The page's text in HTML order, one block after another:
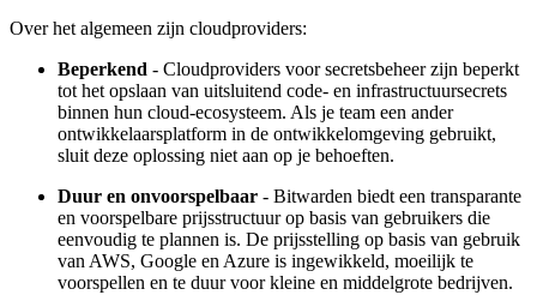
Over het algemeen zijn cloudproviders:
Beperkend - Cloudproviders voor secretsbeheer zijn beperkt
tot het opslaan van uitsluitend code- en infrastructuursecrets
binnen hun cloud-ecosysteem. Als je team een ander
ontwikkelaarsplatform in de ontwikkelomgeving gebruikt,
sluit deze oplossing niet aan op je behoeften.
Duur en onvoorspelbaar - Bitwarden biedt een transparante
en voorspelbare prijsstructuur op basis van gebruikers die
eenvoudig te plannen is. De prijsstelling op basis van gebruik
van AWS, Google en Azure is ingewikkeld, moeilijk te
voorspellen en te duur voor kleine en middelgrote bedrijven.